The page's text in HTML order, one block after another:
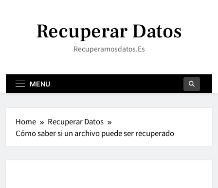
Recuperar Datos
Recuperamosdatos.es
MENU
Home
Recuperar Datos
Cómo saber si un archivo puede ser recuperado